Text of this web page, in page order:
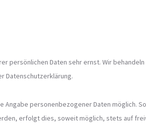
persönlichen Daten sehr ernst. Wir
Datenschutzerklärung.
Angabe personenbezogener Daten möglich.
erfolgt dies, soweit möglich, stets auf